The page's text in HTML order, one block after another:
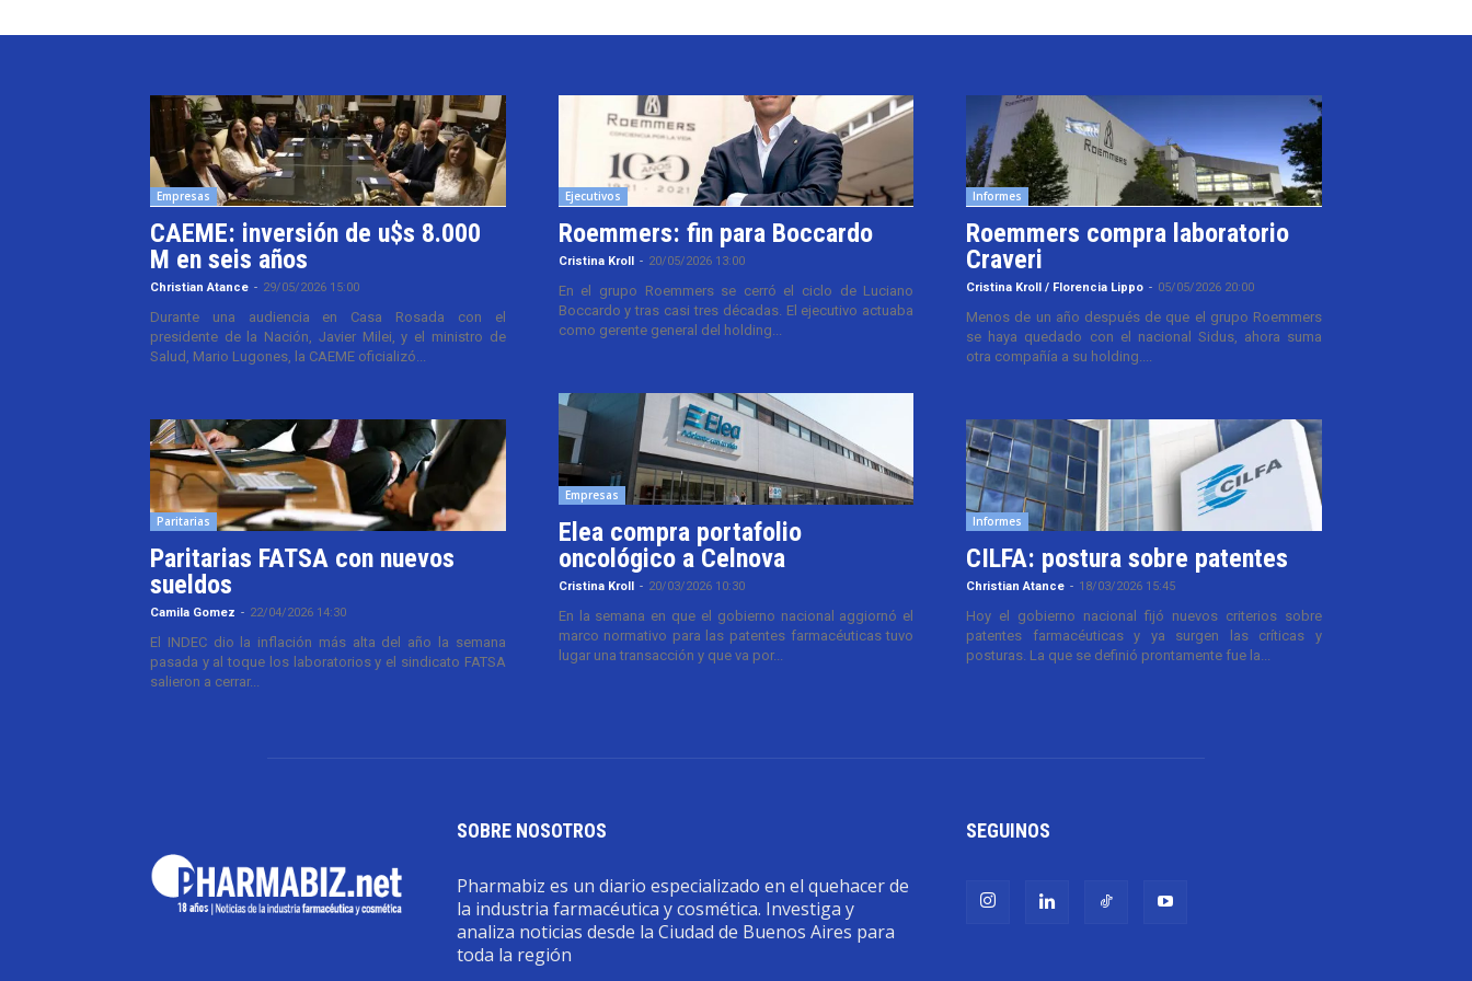
Empresas
CAEME: inversión de u$s 8.000
M en seis años
Christian Atance - 29/05/2026 15:00
Durante una audiencia en Casa Rosada con el
presidente de la Nación, Javier Milei, y el ministro de
Salud, Mario Lugones, la CAEME oficializó...
Paritarias
Paritarias FATSA con nuevos
sueldos
Camila Gomez - 22/04/2026 14:30
El INDEC dio la inflación más alta del año la semana
pasada y al toque los laboratorios y el sindicato FATSA
salieron a cerrar...
Ejecutivos
Roemmers: fin para Boccardo
Cristina Kroll - 20/05/2026 13:00
En el grupo Roemmers se cerró el ciclo de Luciano
Boccardo y tras casi tres décadas. El ejecutivo actuaba
como gerente general del holding...
Empresas
Elea compra portafolio
oncológico a Celnova
Cristina Kroll - 20/03/2026 10:30
En la semana en que el gobierno nacional aggiornó el
marco normativo para las patentes farmacéuticas tuvo
lugar una transacción y que va por...
Informes
Roemmers compra laboratorio
Craveri
Cristina Kroll / Florencia Lippo - 05/05/2026 20:00
Menos de un año después de que el grupo Roemmers
se haya quedado con el nacional Sidus, ahora suma
otra compañía a su holding....
Informes
CILFA: postura sobre patentes
Christian Atance - 18/03/2026 15:45
Hoy el gobierno nacional fijó nuevos criterios sobre
patentes farmacéuticas y ya surgen las críticas y
posturas. La que se definió prontamente fue la...
SOBRE NOSOTROS
Pharmabiz es un diario especializado en el quehacer de
la industria farmacéutica y cosmética. Investiga y
analiza noticias desde la Ciudad de Buenos Aires para
toda la región
SEGUINOS